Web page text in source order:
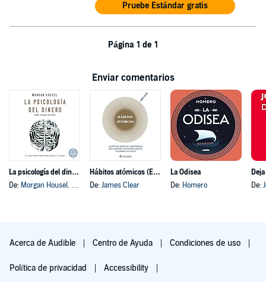
Pruebe Estándar gratis
Página 1 de 1
Enviar comentarios
La psicología del dinero
De: Morgan Housel, y otros
Hábitos atómicos (Español neutro)
De: James Clear
La Odisea
De: Homero
De:
Acerca de Audible Centro de Ayuda Condiciones de uso
Política de privacidad Accessibility